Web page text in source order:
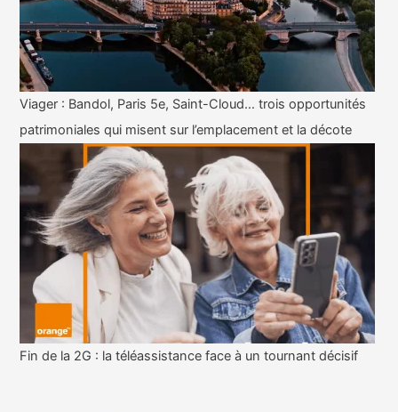
Viager : Bandol, Paris 5e, Saint-Cloud… trois opportunités
patrimoniales qui misent sur l’emplacement et la décote
Fin de la 2G : la téléassistance face à un tournant décisif